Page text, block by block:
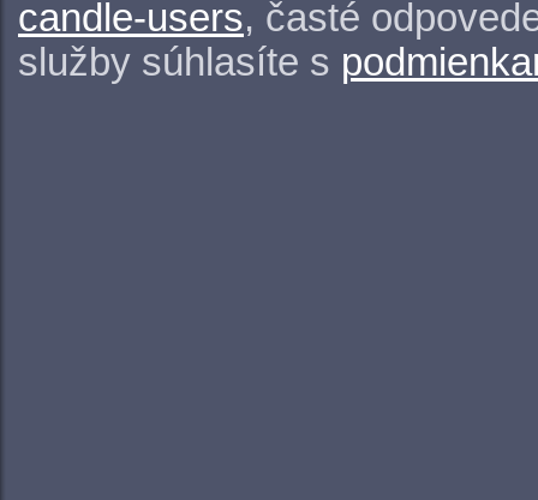
candle-users, časté
služby súhlasíte s